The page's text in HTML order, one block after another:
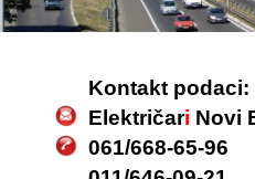
Kontakt podaci:
Električari Novi
061/668-65-96